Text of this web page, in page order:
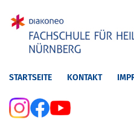
STARTSEITE KONTAKT